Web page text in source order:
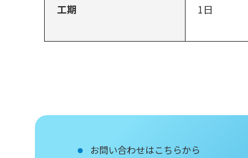
工期 1日
お問い合わせはこちらから